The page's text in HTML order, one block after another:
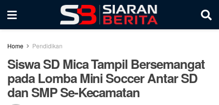
Home Pendidikan
Siswa SD Mica Tampil Bersemangat
pada Lomba Mini Soccer Antar SD
dan SMP Se-Kecamatan